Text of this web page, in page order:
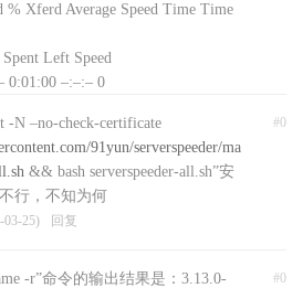
% Xferd Average Speed Time Time
Left Speed
0:01:00 –:–:– 0
退出，可以前往
serverspeeder91yun手动下载安装
03-25) 回复
#0
-N –no-check-certificate
91yun/serverspeeder/ma
&& bash serverspeeder-all.sh”安
行，不知为何
03-25) 回复
#0
-r”命令的输出结果是：3.13.0-